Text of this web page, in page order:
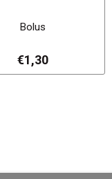
Bolus
€1,30